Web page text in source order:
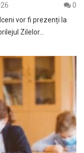
0
vor fi prezenți la
Zilelor…